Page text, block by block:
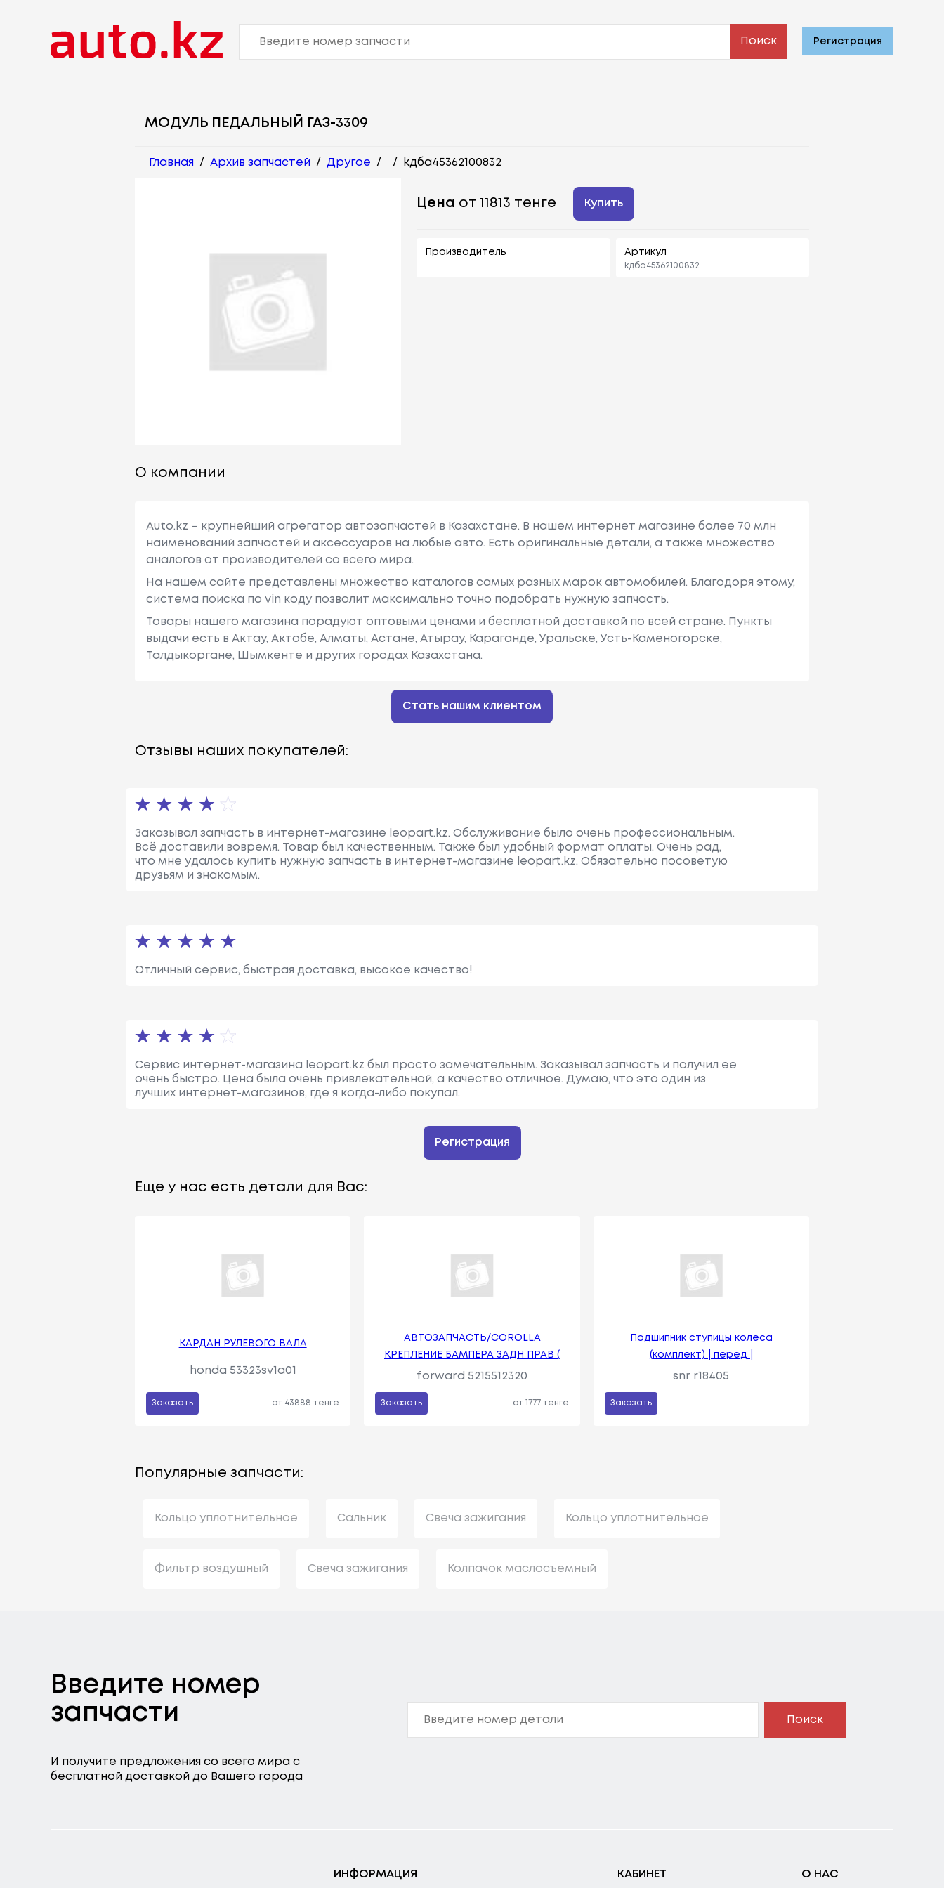
Поиск Регистрация
МОДУЛЬ ПЕДАЛЬНЫЙ ГАЗ-3309
Главная / Архив запчастей / Другое / / kдбa45362100832
Цена от 11813 тенге Купить
Производитель Артикул
kдбa45362100832
О компании
Auto.kz – крупнейший агрегатор автозапчастей в Казахстане. В нашем интернет магазине более 70 млн
наименований запчастей и аксессуаров на любые авто. Есть оригинальные детали, а также множество
аналогов от производителей со всего мира.
На нашем сайте представлены множество каталогов самых разных марок автомобилей. Благодоря этому,
система поиска по vin коду позволит максимально точно подобрать нужную запчасть.
Товары нашего магазина порадуют оптовыми ценами и бесплатной доставкой по всей стране. Пункты
выдачи есть в Актау, Актобе, Алматы, Астане, Атырау, Караганде, Уральске, Усть-Каменогорске,
Талдыкоргане, Шымкенте и других городах Казахстана.
Стать нашим клиентом
Отзывы наших покупателей:
Заказывал запчасть в интернет-магазине leopart.kz. Обслуживание было очень профессиональным.
Всё доставили вовремя. Товар был качественным. Также был удобный формат оплаты. Очень рад,
что мне удалось купить нужную запчасть в интернет-магазине leopart.kz. Обязательно посоветую
друзьям и знакомым.
Отличный сервис, быстрая доставка, высокое качество!
Сервис интернет-магазина leopart.kz был просто замечательным. Заказывал запчасть и получил ее
очень быстро. Цена была очень привлекательной, а качество отличное. Думаю, что это один из
лучших интернет-магазинов, где я когда-либо покупал.
Регистрация
Еще у нас есть детали для Вас:
КАРДАН РУЛЕВОГО ВАЛА
honda 53323sv1a01
Заказать от 43888 тенге
АВТОЗАПЧАСТЬ/COROLLA
КРЕПЛЕНИЕ БАМПЕРА ЗАДН ПРАВ (
forward 5215512320
Заказать от 1777 тенге
Подшипник ступицы колеса
(комплект) | перед |
snr r18405
Заказать
Популярные запчасти:
Кольцо уплотнительное Сальник Свеча зажигания Кольцо уплотнительное
Фильтр воздушный Свеча зажигания Колпачок маслосъемный
Введите номер
запчасти
И получите предложения со всего мира с
бесплатной доставкой до Вашего города
Поиск
ИНФОРМАЦИЯ КАБИНЕТ О НАС